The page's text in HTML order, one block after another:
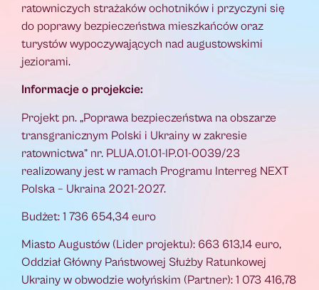
ratowniczych strażaków ochotników i przyczyni się
do poprawy bezpieczeństwa mieszkańców oraz
turystów wypoczywających nad augustowskimi
jeziorami.
Informacje o projekcie:
Projekt pn. „Poprawa bezpieczeństwa na obszarze
transgranicznym Polski i Ukrainy w zakresie
ratownictwa” nr. PLUA.01.01-IP.01-0039/23
realizowany jest w ramach Programu Interreg NEXT
Polska – Ukraina 2021-2027.
Budżet: 1 736 654,34 euro
Miasto Augustów (Lider projektu): 663 613,14 euro,
Oddział Główny Państwowej Służby Ratunkowej
Ukrainy w obwodzie wołyńskim (Partner): 1 073 416,78